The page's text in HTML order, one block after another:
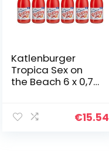
Katlenburger
Tropica Sex on
the Beach 6 x 0,75
Fruchtwein,
€15.54